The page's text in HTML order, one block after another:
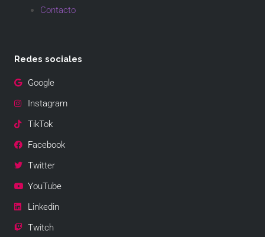
Contacto
Redes sociales
Google
Instagram
TikTok
Facebook
Twitter
YouTube
Linkedin
Twitch